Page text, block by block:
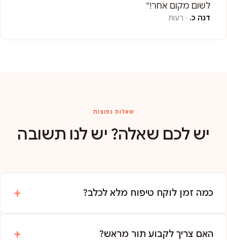
לשום מקום אחר!"
דנה כ. · רעות
שאלות נפוצות
יש לכם שאלה? יש לנו תשובה
כמה זמן לוקח טיפוח מלא לכלב?
האם צריך לקבוע תור מראש?